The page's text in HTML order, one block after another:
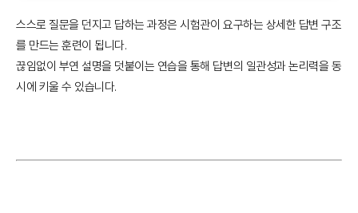
스스로 질문을 던지고 답하는 과정은 시험관이 요구하는 상세한 답변 구조
를 만드는 훈련이 됩니다.
끊임없이 부연 설명을 덧붙이는 연습을 통해 답변의 일관성과 논리력을 동
시에 키울 수 있습니다.